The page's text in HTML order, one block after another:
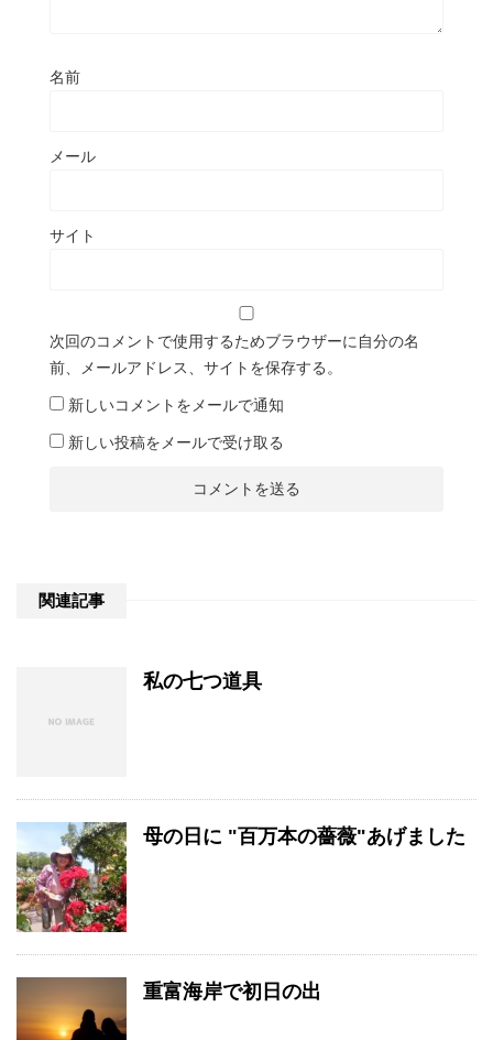
名前
メール
サイト
次回のコメントで使用するためブラウザーに自分の名
前、メールアドレス、サイトを保存する。
新しいコメントをメールで通知
新しい投稿をメールで受け取る
関連記事
私の七つ道具
母の日に "百万本の薔薇"あげました
重富海岸で初日の出